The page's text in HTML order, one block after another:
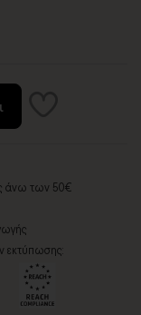
άνω των 50€
εκτύπωσης: